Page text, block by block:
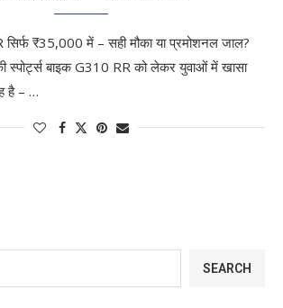
सिर्फ ₹35,000 में – सही मौका या प्रमोशनल जाल?
स्पोर्ट्स बाइक G310 RR को लेकर युवाओं में खासा
है – …
SEARCH